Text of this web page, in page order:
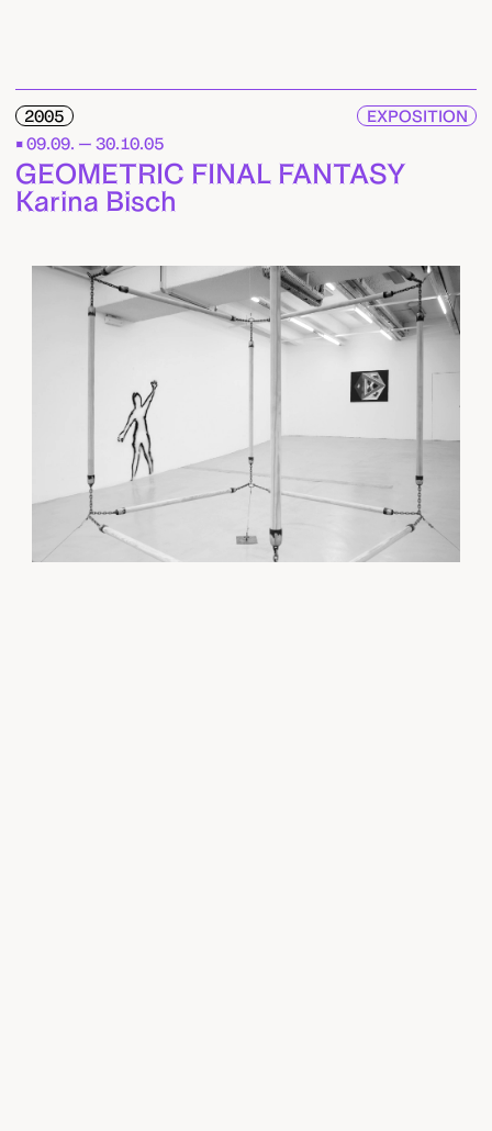
2005
EXPOSITION
09.09. — 30.10.05
GEOMETRIC FINAL FANTASY
Karina Bisch